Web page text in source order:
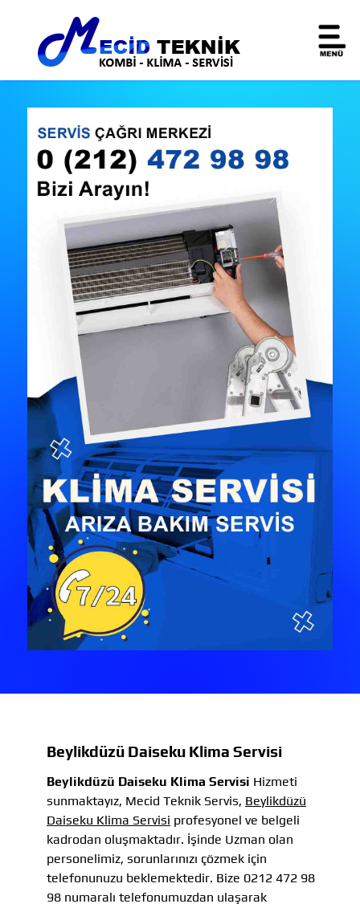
Beylikdüzü Daiseku Klima Servisi
Beylikdüzü Daiseku Klima Servisi Hizmeti
sunmaktayız, Mecid Teknik Servis, Beylikdüzü
Daiseku Klima Servisi profesyonel ve belgeli
kadrodan oluşmaktadır. İşinde Uzman olan
personelimiz, sorunlarınızı çözmek için
telefonunuzu beklemektedir. Bize 0212 472 98
98 numaralı telefonumuzdan ulaşarak